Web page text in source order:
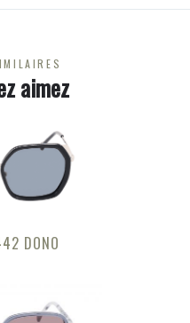
aimez
DONO